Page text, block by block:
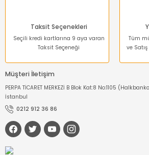
Taksit Seçenekleri
Seçili kredi kartlarına 9 aya varan
Taksit Seçeneği
Tüm
ve
Müşteri İletişim
PERPA TİCARET MERKEZİ B Blok Kat:8 No:1105
İstanbul
0212 912 36 86